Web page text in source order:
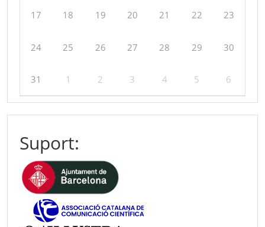
17 18 19 20 21 22 23
24 25 26 27 28 29 30
31 1 2 3 4 5 6
Suport: